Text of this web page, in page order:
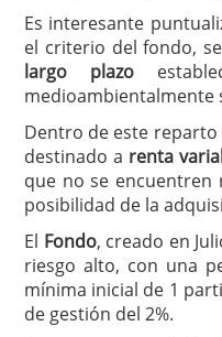
Es interesante
el criterio del fondo,
largo plazo
medioambientalmente
Dentro de este
destinado a renta
que no se encuentren
posibilidad de la
El Fondo, creado en
riesgo alto, con una
mínima inicial de 1
de gestión del 2%.